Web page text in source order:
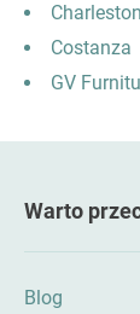
Charleston
Costanza
GV
Warto
Blog